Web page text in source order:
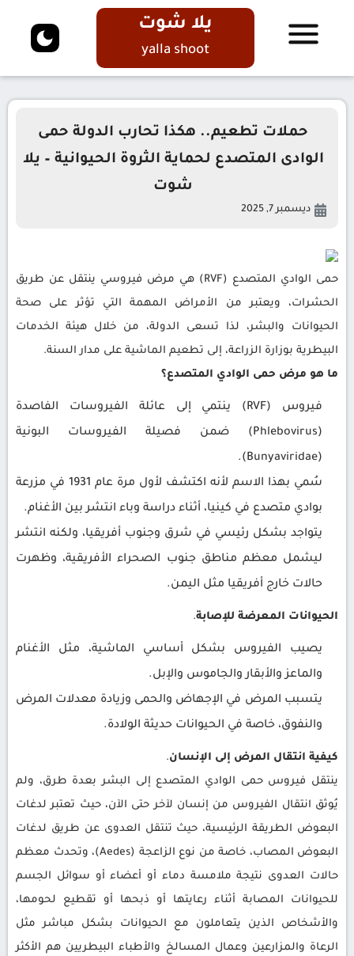
يلا شوت
yalla shoot
حملات تطعيم.. هكذا تحارب الدولة حمى
الوادى المتصدع لحماية الثروة الحيوانية – يلا
شوت
ديسمبر 7, 2025
حمى الوادي المتصدع (RVF) هي مرض فيروسي ينتقل عن طريق
الحشرات، ويعتبر من الأمراض المهمة التي تؤثر على صحة
الحيوانات والبشر، لذا تسعى الدولة، من خلال هيئة الخدمات
البيطرية بوزارة الزراعة، إلى تطعيم الماشية على مدار السنة.
ما هو مرض حمى الوادي المتصدع؟
فيروس (RVF) ينتمي إلى عائلة الفيروسات الفاصدة
(Phlebovirus) ضمن فصيلة الفيروسات البونية
(Bunyaviridae).
سُمي بهذا الاسم لأنه اكتشف لأول مرة عام 1931 في مزرعة
بوادي متصدع في كينيا، أثناء دراسة وباء انتشر بين الأغنام.
يتواجد بشكل رئيسي في شرق وجنوب أفريقيا، ولكنه انتشر
ليشمل معظم مناطق جنوب الصحراء الأفريقية، وظهرت
حالات خارج أفريقيا مثل اليمن.
الحيوانات المعرضة للإصابة.
يصيب الفيروس بشكل أساسي الماشية، مثل الأغنام
والماعز والأبقار والجاموس والإبل.
يتسبب المرض في الإجهاض والحمى وزيادة معدلات المرض
والنفوق، خاصة في الحيوانات حديثة الولادة.
كيفية انتقال المرض إلى الإنسان.
ينتقل فيروس حمى الوادي المتصدع إلى البشر بعدة طرق، ولم
يُوثق انتقال الفيروس من إنسان لآخر حتى الآن، حيث تعتبر لدغات
البعوض الطريقة الرئيسية، حيث تنتقل العدوى عن طريق لدغات
البعوض المصاب، خاصة من نوع الزاعجة (Aedes)، وتحدث معظم
حالات العدوى نتيجة ملامسة دماء أو أعضاء أو سوائل الجسم
للحيوانات المصابة أثناء رعايتها أو ذبحها أو تقطيع لحومها،
والأشخاص الذين يتعاملون مع الحيوانات بشكل مباشر مثل
الرعاة والمزارعين وعمال المسالخ والأطباء البيطريين هم الأكثر